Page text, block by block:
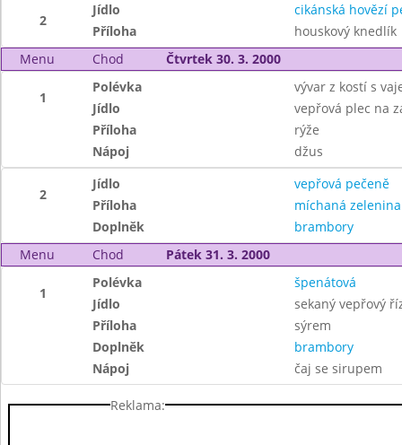
2
Jídlo
cikánská hovězí
Příloha
houskový knedlík
Menu
Chod Čtvrtek 30. 3. 2000
1
Polévka
vývar z kostí s
Jídlo
vepřová plec na
Příloha
rýže
Nápoj
džus
2
Jídlo
vepřová pečeně
Příloha
míchaná zelenina
Doplněk
brambory
Menu
Chod Pátek 31. 3. 2000
1
Polévka
špenátová
Jídlo
sekaný vepřový
Příloha
sýrem
Doplněk
brambory
Nápoj
čaj se sirupem
Reklama: